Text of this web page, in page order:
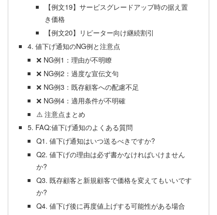
【例文19】サービスグレードアップ時の据え置
き価格
【例文20】リピーター向け継続割引
4. 値下げ通知のNG例と注意点
❌ NG例1：理由が不明瞭
❌ NG例2：過度な宣伝文句
❌ NG例3：既存顧客への配慮不足
❌ NG例4：適用条件が不明確
⚠️ 注意点まとめ
5. FAQ:値下げ通知のよくある質問
Q1. 値下げ通知はいつ送るべきですか?
Q2. 値下げの理由は必ず書かなければいけません
か?
Q3. 既存顧客と新規顧客で価格を変えてもいいです
か?
Q4. 値下げ後に再度値上げする可能性がある場合